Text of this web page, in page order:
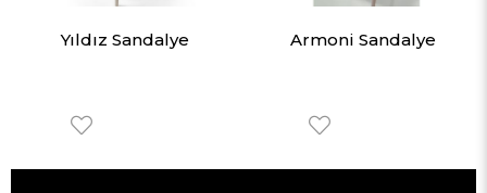
Yıldız Sandalye Armoni Sandalye